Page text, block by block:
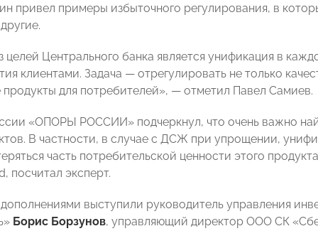
привел примеры избыточного регулирования, в
целей Центрального банка является унификация в
клиентами. Задача — отрегулировать не только
для потребителей», — отметил Павел Самиев.
«ОПОРЫ РОССИИ» подчеркнул, что очень важно
В частности, в случае с ДСЖ при упрощении,
часть потребительской ценности этого
посчитал эксперт.
выступили руководитель управления
Борис Борзунов, управляющий директор ООО СК